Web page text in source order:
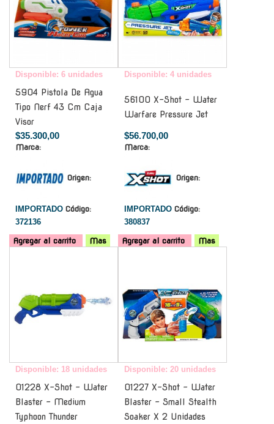
Disponible: 6 unidades
5904 Pistola De Agua
Tipo Nerf 43 Cm Caja
Visor
$35.300,00
Marca:
Origen:
IMPORTADO Código:
372136
Agregar al carrito Mas
Disponible: 4 unidades
56100 X-Shot - Water
Warfare Pressure Jet
$56.700,00
Marca:
Origen:
IMPORTADO Código:
380837
Agregar al carrito
Mas
Disponible: 18 unidades
01228 X-Shot - Water
Blaster - Medium
Typhoon Thunder
Disponible: 20 unidades
01227 X-Shot - Water
Blaster - Small Stealth
Soaker X 2 Unidades